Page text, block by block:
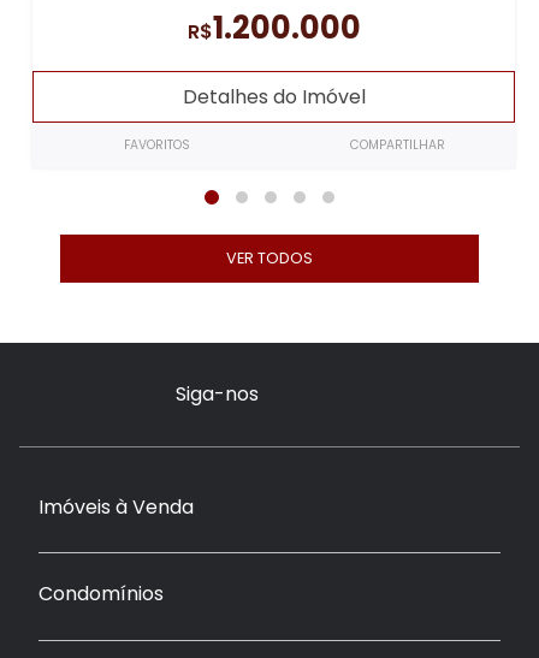
R$1.200.000
Detalhes do Imóvel
FAVORITOS COMPARTILHAR
VER TODOS
Siga-nos
Imóveis à Venda
Condomínios